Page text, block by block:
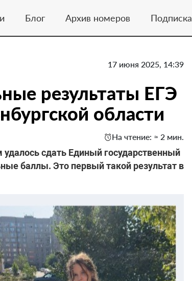
Блог Архив номеров Подписка
17 июня 2025, 14:39
результаты ЕГЭ
области
На чтение: ≈ 2 мин.
сдать Единый государственный
баллы. Это первый такой результат в